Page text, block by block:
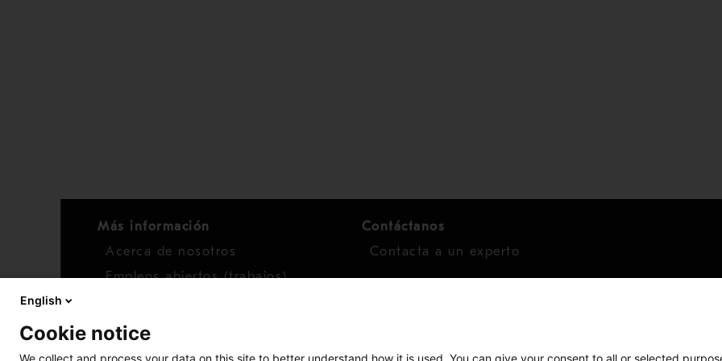
Más información
Acerca de nosotros
Empleos abiertos (trabajos)
Contáctanos
Contacta a un experto
Finanzas
English
Cookie notice
We collect and process your data on this site to better understand how it is used. You can give your consent to all or selected